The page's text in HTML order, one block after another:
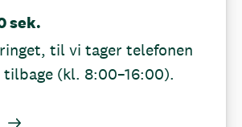
sek.
til vi tager telefonen
(kl. 8:00–16:00).